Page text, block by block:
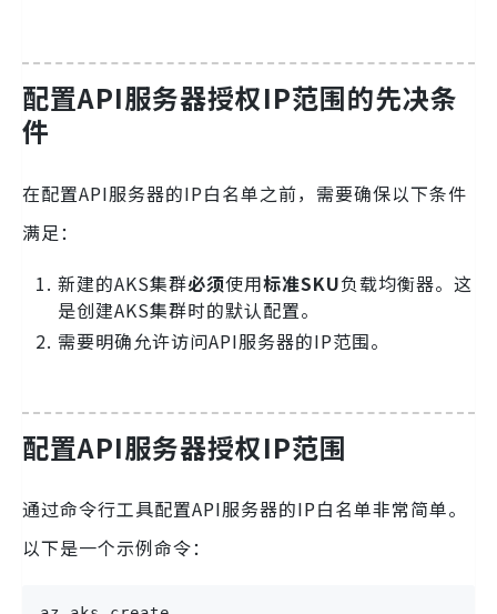
配置API服务器授权IP范围的先决条
件
在配置API服务器的IP白名单之前，需要确保以下条件
满足：
新建的AKS集群必须使用标准SKU负载均衡器。这
是创建AKS集群时的默认配置。
需要明确允许访问API服务器的IP范围。
配置API服务器授权IP范围
通过命令行工具配置API服务器的IP白名单非常简单。
以下是一个示例命令：